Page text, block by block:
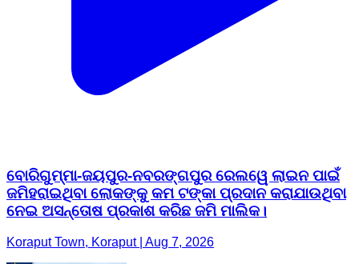
ବୋରିଗୁମ୍ମା-ଜୟପୁର-ନବରଙ୍ଗପୁର ରେଲୱେ ଲାଇନ ପାଇଁ
ଜମିହରାଇଥିବା ଲୋକଙ୍କୁ କମ ଟଙ୍କା ପ୍ରଦାନ କରାଯାଉଥିବା
ନେଇ ଅସନ୍ତୋଷ ପ୍ରକାଶ କରିଛ ଜମି ମାଲିକ।
Koraput Town, Koraput | Aug 7, 2026